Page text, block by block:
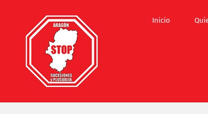
contenido
Inicio